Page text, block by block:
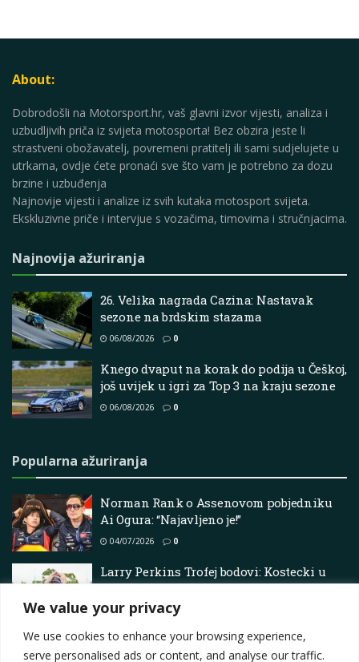
We value your privacy
We use cookies to enhance your browsing experience,
serve personalised ads or content, and analyse our traffic.
About:
Dobrodošli na Motorsport.hr, vaš glavni izvor vijesti, analiza i
uzbudljivih priča iz svijeta motosporta! Bez obzira jeste li
strastveni obožavatelj, povremeni pratitelj ili sami sudjelujete u
utrkama, ovdje ćete pronaći sve što vam je potrebno za dozu
brzine i uzbuđenja
Najnovije vijesti i analize iz svih kutaka motosport svijeta.
Ekskluzivne priče i intervjue s vozačima, timovima i stručnjacima.
Najnovija ažuriranja
26. Velika nagrada Cazina: Nastavak
sezone na brdskim stazama
06/08/2026 0
Knego dvaput na korak do podija u Češkoj,
još uvijek u igri za Top 3 na kraju sezone
06/08/2026 0
Popularna ažuriranja
Norman Rank o Assenovom pobjedniku
Ai Ogura: “Najavljeno je!”
04/07/2026 0
Larry Perkins Trofej bodovi: Kostecki u
loži, Feeney se nada čudu –
Superautomobili